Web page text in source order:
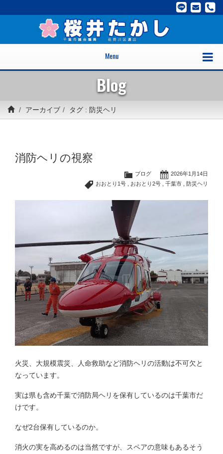
Menu
Blog
アーカイブ タグ : 防災ヘリ
消防ヘリの視察
2026年1月14日
ブログ
おおとり1号
おおとり2号 千葉市 防災ヘリ
火災、大規模震災、人命救助など消防ヘリの活動は不可欠と
なっています。
実は県も含め千葉で消防局ヘリを保有しているのは千葉市だ
けです。
なぜ2台保有しているのか。
消火の実を高めるのは当然ですが、スペアの意味もあるそう